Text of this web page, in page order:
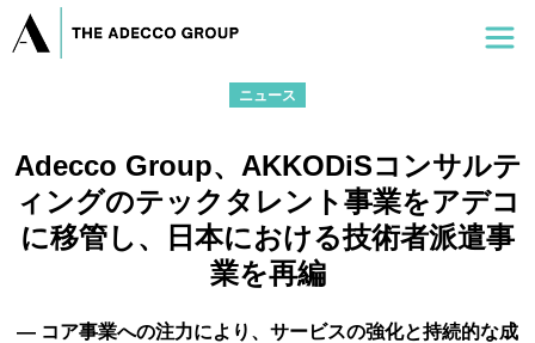
ニュース
Adecco Group、AKKODiSコンサルテ
ィングのテックタレント事業をアデコ
に移管し、日本における技術者派遣事
業を再編
― コア事業への注力により、サービスの強化と持続的な成